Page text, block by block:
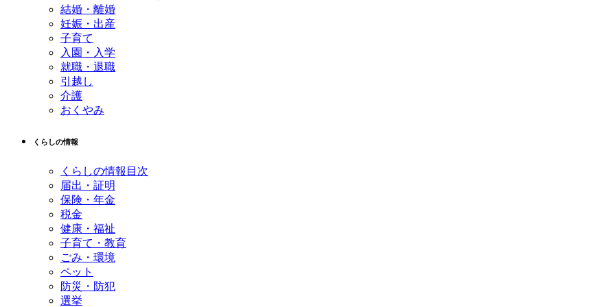
結婚・離婚
妊娠・出産
子育て
入園・入学
就職・退職
引越し
介護
おくやみ
くらしの情報
くらしの情報目次
届出・証明
保険・年金
税金
健康・福祉
子育て・教育
ごみ・環境
ペット
防災・防犯
選挙